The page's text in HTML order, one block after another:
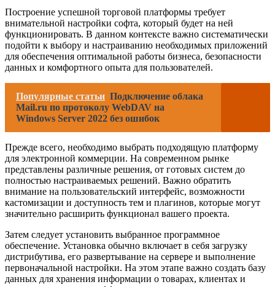
Построение успешной торговой платформы требует
внимательной настройки софта, который будет на ней
функционировать. В данном контексте важно систематически
подойти к выбору и настраиванию необходимых приложений
для обеспечения оптимальной работы бизнеса, безопасности
данных и комфортного опыта для пользователей.
Популярные статьи Подключение облака
Mail.ru по протоколу WebDAV на
Windows Server 2022 без ошибок
Прежде всего, необходимо выбрать подходящую платформу
для электронной коммерции. На современном рынке
представлены различные решения, от готовых систем до
полностью настраиваемых решений. Важно обратить
внимание на пользовательский интерфейс, возможности
кастомизации и доступность тем и плагинов, которые могут
значительно расширить функционал вашего проекта.
Затем следует установить выбранное программное
обеспечение. Установка обычно включает в себя загрузку
дистрибутива, его развертывание на сервере и выполнение
первоначальной настройки. На этом этапе важно создать базу
данных для хранения информации о товарах, клиентах и